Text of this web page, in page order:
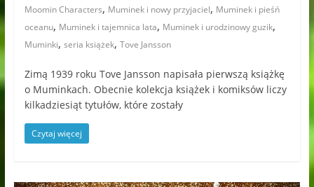
Moomin Characters, Muminek i nowy przyjaciel, Muminek i pieśń
oceanu, Muminek i tajemnica lata, Muminek i urodzinowy guzik,
Muminki, seria książek, Tove Jansson
Zimą 1939 roku Tove Jansson napisała pierwszą książkę
o Muminkach. Obecnie kolekcja książek i komiksów liczy
kilkadziesiąt tytułów, które zostały
Czytaj więcej